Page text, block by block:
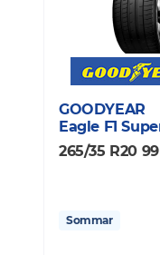
GOODYEAR
Eagle F1
265/35 R20
Sommar